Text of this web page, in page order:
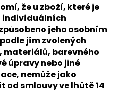
že u zboží, které je
individuálních
jeho osobním
jím zvolených
materiálů, barevného
úpravy nebo jiné
nemůže jako
smlouvy ve lhůtě 14